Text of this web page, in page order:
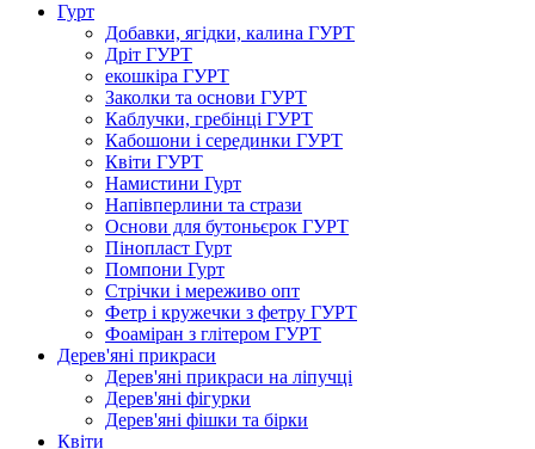
Гурт
Добавки, ягідки, калина ГУРТ
Дріт ГУРТ
екошкіра ГУРТ
Заколки та основи ГУРТ
Каблучки, гребінці ГУРТ
Кабошони і серединки ГУРТ
Квіти ГУРТ
Намистини Гурт
Напівперлини та стрази
Основи для бутоньєрок ГУРТ
Пінопласт Гурт
Помпони Гурт
Стрічки і мереживо опт
Фетр і кружечки з фетру ГУРТ
Фоаміран з глітером ГУРТ
Дерев'яні прикраси
Дерев'яні прикраси на ліпучці
Дерев'яні фігурки
Дерев'яні фішки та бірки
Квіти